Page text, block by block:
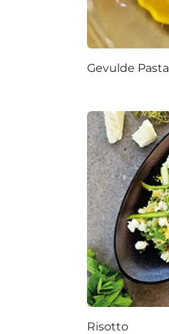
Gevulde Pasta
Risotto